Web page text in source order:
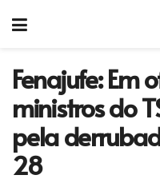
Fenajufe: Em
ministros do
pela
28